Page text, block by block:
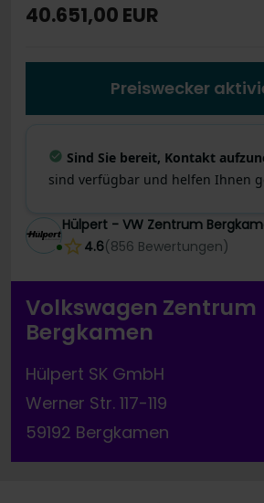
40.651,00 EUR
Preiswecker
Sind Sie bereit, Kontakt
sind verfügbar und helfen Ihnen
Hülpert - VW Zentrum
4.6(856 Bewertungen)
Volkswagen Zentrum
Bergkamen
Hülpert SK GmbH
Werner Str. 117-119
59192 Bergkamen